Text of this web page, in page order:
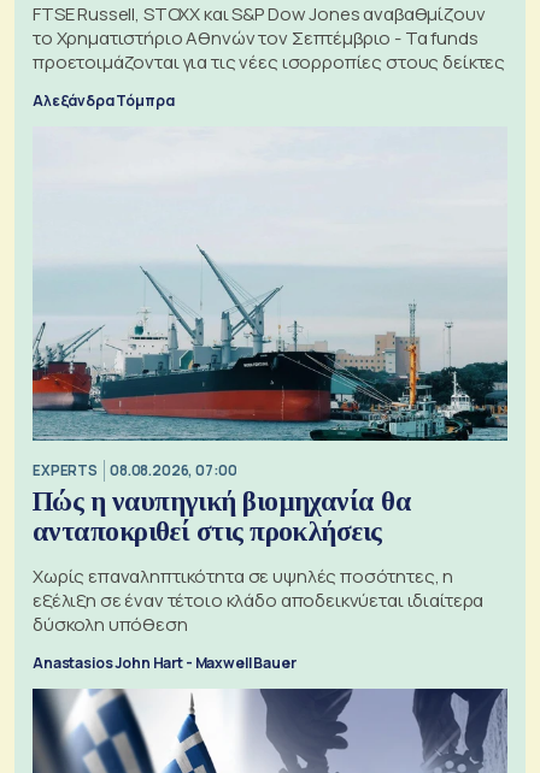
FTSE Russell, STOXX και S&P Dow Jones αναβαθμίζουν
το Χρηματιστήριο Αθηνών τον Σεπτέμβριο - Τα funds
προετοιμάζονται για τις νέες ισορροπίες στους δείκτες
Αλεξάνδρα Τόμπρα
EXPERTS 08.08.2026, 07:00
Πώς η ναυπηγική βιομηχανία θα
ανταποκριθεί στις προκλήσεις
Χωρίς επαναληπτικότητα σε υψηλές ποσότητες, η
εξέλιξη σε έναν τέτοιο κλάδο αποδεικνύεται ιδιαίτερα
δύσκολη υπόθεση
Anastasios John Hart - Maxwell Bauer